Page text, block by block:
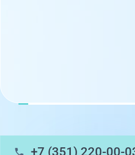
+7 (351) 220-00-